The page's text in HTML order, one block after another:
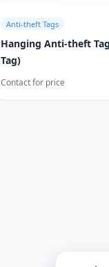
Anti-theft Tags
Hanging Anti-theft
Tag)
Contact for price